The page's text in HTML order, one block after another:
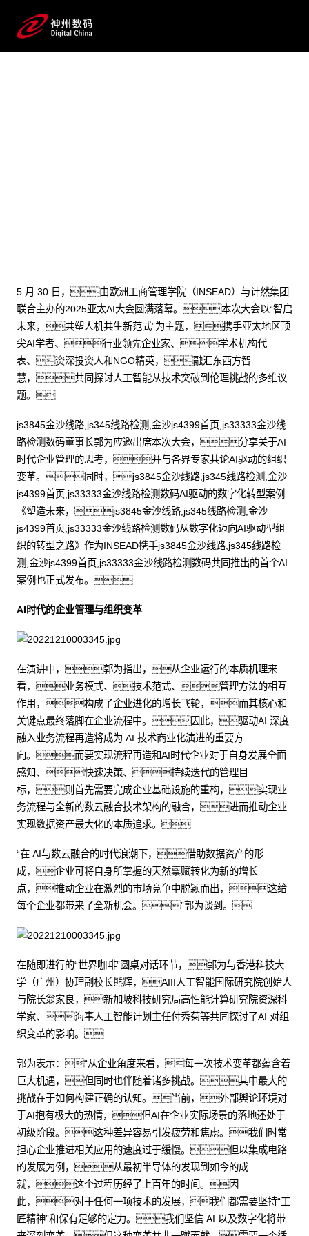
5 月 30 日，由欧洲工商管理学院（INSEAD）与计然集团
联合主办的2025亚太AI大会圆满落幕。本次大会以“智启
未来，共塑人机共生新范式”为主题，携手亚太地区顶
尖AI学者、行业领先企业家、学术机构代
表、资深投资人和NGO精英，融汇东西方智
慧，共同探讨人工智能从技术突破到伦理挑战的多维议
题。
js3845金沙线路,js345线路检测,金沙js4399首页,js33333金沙线
路检测数码董事长郭为应邀出席本次大会，分享关于AI
时代企业管理的思考，并与各界专家共论AI驱动的组织
变革。同时，js3845金沙线路,js345线路检测,金沙
js4399首页,js33333金沙线路检测数码AI驱动的数字化转型案例
《塑造未来，js3845金沙线路,js345线路检测,金沙
js4399首页,js33333金沙线路检测数码从数字化迈向AI驱动型组
织的转型之路》作为INSEAD携手js3845金沙线路,js345线路检
测,金沙js4399首页,js33333金沙线路检测数码共同推出的首个AI
案例也正式发布。
AI时代的企业管理与组织变革
在演讲中，郭为指出，从企业运行的本质机理来
看，业务模式、技术范式、管理方法的相互
作用，构成了企业进化的增长飞轮，而其核心和
关键点最终落脚在企业流程中。因此，驱动AI 深度
融入业务流程再造将成为 AI 技术商业化演进的重要方
向。而要实现流程再造和AI时代企业对于自身发展全面
感知、快速决策、持续迭代的管理目
标，则首先需要完成企业基础设施的重构，实现业
务流程与全新的数云融合技术架构的融合，进而推动企业
实现数据资产最大化的本质追求。
“在 AI与数云融合的时代浪潮下，借助数据资产的形
成，企业可将自身所掌握的天然禀赋转化为新的增长
点，推动企业在激烈的市场竞争中脱颖而出，这给
每个企业都带来了全新机会。”郭为谈到。
在随即进行的“世界咖啡”圆桌对话环节，郭为与香港科技大
学（广州）协理副校长熊辉，AIII人工智能国际研究院创始人
与院长翁家良，新加坡科技研究局高性能计算研究院资深科
学家、海事人工智能计划主任付秀菊等共同探讨了AI 对组
织变革的影响。
郭为表示：“从企业角度来看，每一次技术变革都蕴含着
巨大机遇，但同时也伴随着诸多挑战。其中最大的
挑战在于如何构建正确的认知。当前，外部舆论环境对
于AI抱有极大的热情，但AI在企业实际场景的落地还处于
初级阶段。这种差异容易引发疲劳和焦虑。我们时常
担心企业推进相关应用的速度过于缓慢。但以集成电路
的发展为例，从最初半导体的发现到如今的成
就，这个过程历经了上百年的时间。因
此，对于任何一项技术的发展，我们都需要坚持“工
匠精神”和保有足够的定力。我们坚信 AI 以及数字化将带